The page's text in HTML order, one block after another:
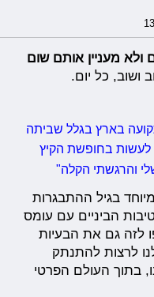
ולא מעניין אותם שום
ושוב, כל יום.
בארץ בגלל שביתה
לעשות בחופשת הקיץ
והרגשתי הקלה"
בגיל ההתבגרות
הביניים עם עומס
לזה גם את הבעיות
לרצות להתנתק
בתוך העולם הפרטי